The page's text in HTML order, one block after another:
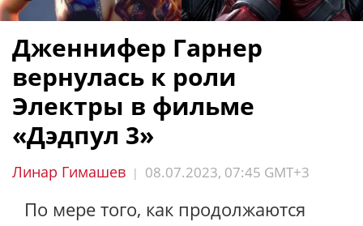
Дженнифер Гарнер
вернулась к роли
Электры в фильме
«Дэдпул 3»
Линар Гимашев | 08.07.2023, 07:45 GMT+3
По мере того, как продолжаются